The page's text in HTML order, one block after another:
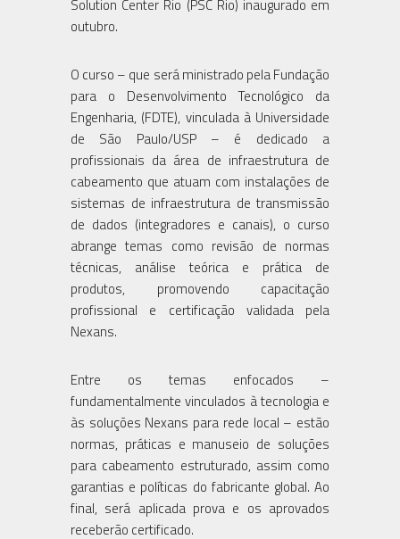
Solution Center Rio (PSC Rio) inaugurado em
outubro.
O curso – que será ministrado pela Fundação
para o Desenvolvimento Tecnológico da
Engenharia, (FDTE), vinculada à Universidade
de São Paulo/USP – é dedicado a
profissionais da área de infraestrutura de
cabeamento que atuam com instalações de
sistemas de infraestrutura de transmissão
de dados (integradores e canais), o curso
abrange temas como revisão de normas
técnicas, análise teórica e prática de
produtos, promovendo capacitação
profissional e certificação validada pela
Nexans.
Entre os temas enfocados –
fundamentalmente vinculados à tecnologia e
às soluções Nexans para rede local – estão
normas, práticas e manuseio de soluções
para cabeamento estruturado, assim como
garantias e políticas do fabricante global. Ao
final, será aplicada prova e os aprovados
receberão certificado.